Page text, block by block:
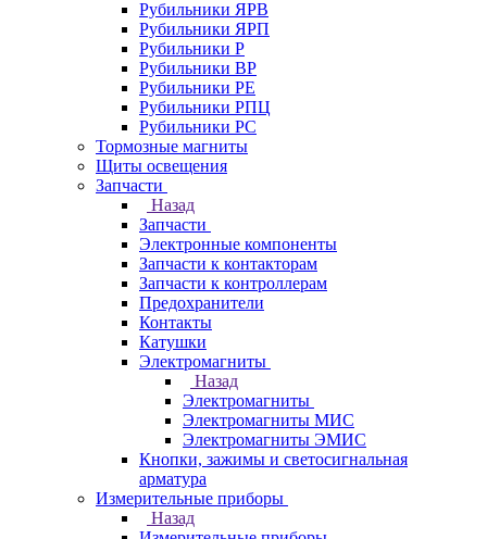
Рубильники ЯРВ
Рубильники ЯРП
Рубильники Р
Рубильники ВР
Рубильники РЕ
Рубильники РПЦ
Рубильники РС
Тормозные магниты
Щиты освещения
Запчасти
Назад
Запчасти
Электронные компоненты
Запчасти к контакторам
Запчасти к контроллерам
Предохранители
Контакты
Катушки
Электромагниты
Назад
Электромагниты
Электромагниты МИС
Электромагниты ЭМИС
Кнопки, зажимы и светосигнальная
арматура
Измерительные приборы
Назад